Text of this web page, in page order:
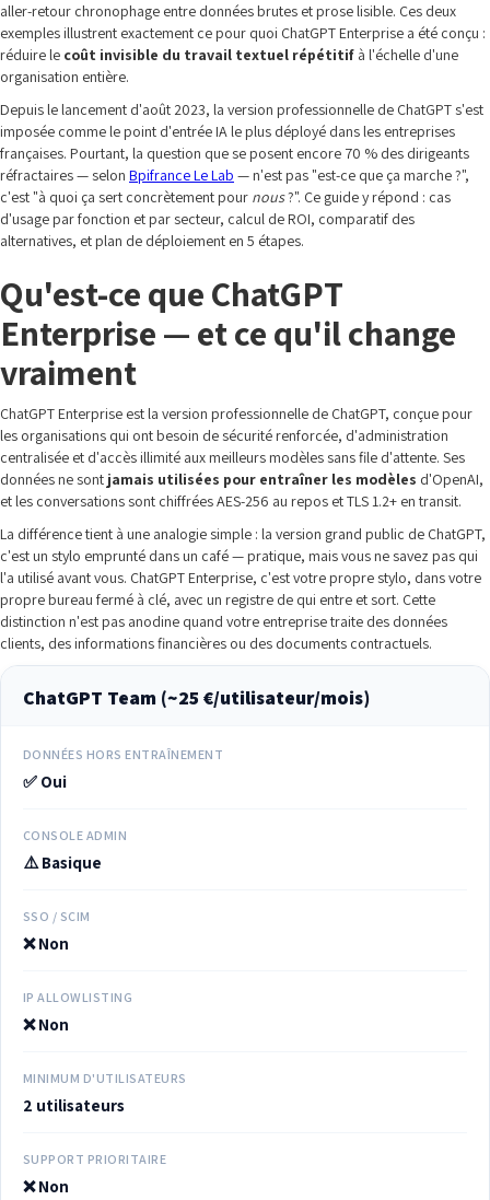
aller-retour chronophage entre données brutes et prose lisible. Ces deux
exemples illustrent exactement ce pour quoi ChatGPT Enterprise a été conçu :
réduire le coût invisible du travail textuel répétitif à l'échelle d'une
organisation entière.
Depuis le lancement d'août 2023, la version professionnelle de ChatGPT s'est
imposée comme le point d'entrée IA le plus déployé dans les entreprises
françaises. Pourtant, la question que se posent encore 70 % des dirigeants
réfractaires — selon Bpifrance Le Lab — n'est pas "est-ce que ça marche ?",
c'est "à quoi ça sert concrètement pour nous?". Ce guide y répond : cas
d'usage par fonction et par secteur, calcul de ROI, comparatif des
alternatives, et plan de déploiement en 5 étapes.
Qu'est-ce que ChatGPT
Enterprise — et ce qu'il change
vraiment
ChatGPT Enterprise est la version professionnelle de ChatGPT, conçue pour
les organisations qui ont besoin de sécurité renforcée, d'administration
centralisée et d'accès illimité aux meilleurs modèles sans file d'attente. Ses
données ne sont jamais utilisées pour entraîner les modèles d'OpenAI,
et les conversations sont chiffrées AES-256 au repos et TLS 1.2+ en transit.
La différence tient à une analogie simple : la version grand public de ChatGPT,
c'est un stylo emprunté dans un café — pratique, mais vous ne savez pas qui
l'a utilisé avant vous. ChatGPT Enterprise, c'est votre propre stylo, dans votre
propre bureau fermé à clé, avec un registre de qui entre et sort. Cette
distinction n'est pas anodine quand votre entreprise traite des données
clients, des informations financières ou des documents contractuels.
ChatGPT Team (~25 €/utilisateur/mois)
DONNÉES HORS ENTRAÎNEMENT
✅ Oui
CONSOLE ADMIN
⚠️ Basique
SSO / SCIM
❌ Non
IP ALLOWLISTING
❌ Non
MINIMUM D'UTILISATEURS
2 utilisateurs
SUPPORT PRIORITAIRE
❌ Non